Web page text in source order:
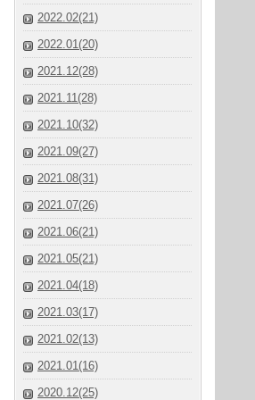
2022.02(21)
2022.01(20)
2021.12(28)
2021.11(28)
2021.10(32)
2021.09(27)
2021.08(31)
2021.07(26)
2021.06(21)
2021.05(21)
2021.04(18)
2021.03(17)
2021.02(13)
2021.01(16)
2020.12(25)